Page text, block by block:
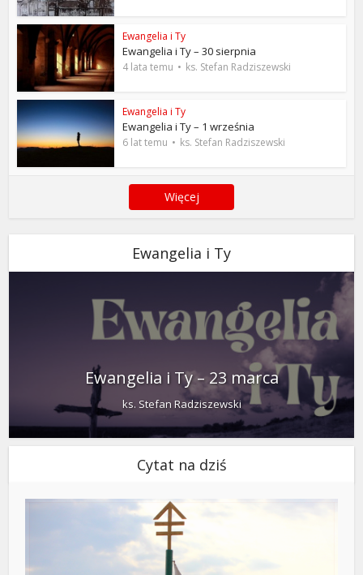
Ewangelia i Ty
Ewangelia i Ty – 30 sierpnia
4 lata temu ks. Stefan Radziszewski
Ewangelia i Ty
Ewangelia i Ty – 1 września
6 lat temu ks. Stefan Radziszewski
Więcej
Ewangelia i Ty
Ewangelia i Ty – 23 marca
ks. Stefan Radziszewski
Cytat na dziś